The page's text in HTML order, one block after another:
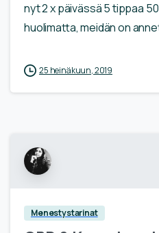
nyt 2 x päivässä 5 tippaa
huolimatta, meidän on
25 heinäkuun, 2019
Menestystarinat